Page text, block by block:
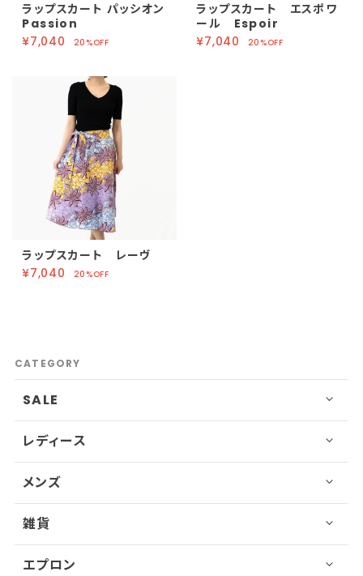
ラップスカート パッシオン
Passion
¥7,040
20%OFF
ラップスカート エスポワ
ール Espoir
¥7,040
20%OFF
ラップスカート レーヴ
¥7,040
20%OFF
CATEGORY
SALE
レディース
メンズ
雑貨
エプロン